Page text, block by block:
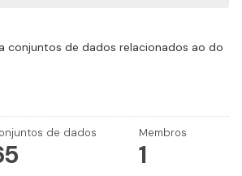
conjuntos de dados relacionados ao do
de dados Membros
1